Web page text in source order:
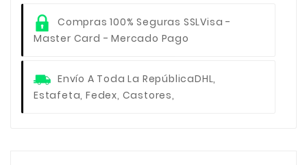
Compras 100% Seguras SSLVisa -
Master Card - Mercado Pago
Envío A Toda La RepúblicaDHL,
Estafeta, Fedex, Castores,